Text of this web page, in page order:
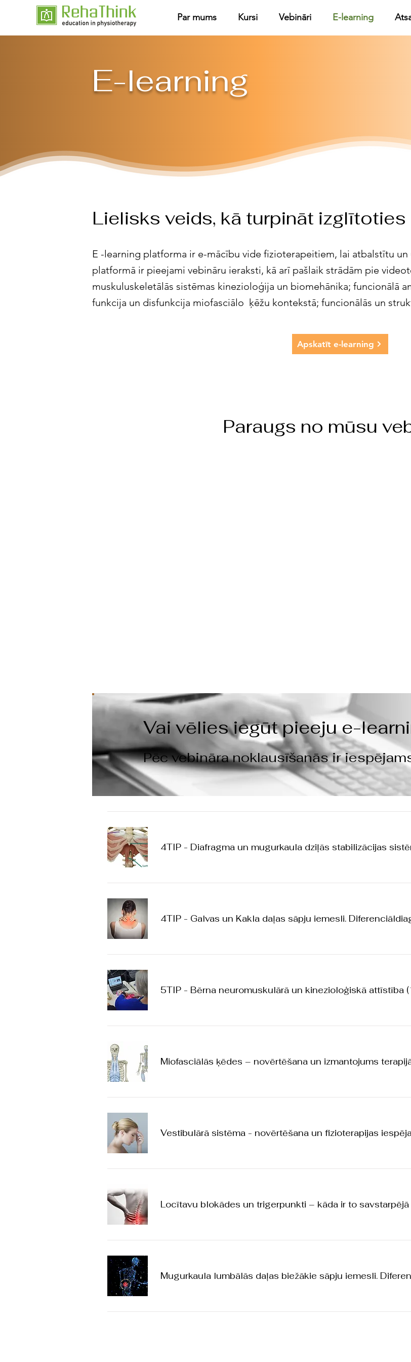
Par mums Kursi Vebināri E-learning
E-learning
Lielisks veids, kā turpināt izglītoties
E -learning platforma ir e-mācību vide fizioterapeitiem, lai atbalstītu
platformā ir pieejami vebināru ieraksti, kā arī pašlaik strādām pie
muskuluskeletālās sistēmas kinezioloģija un biomehānika; funcionālā
funkcija un disfunkcija miofasciālo ķēžu kontekstā; funcionālās un
Apskatīt e-learning
Paraugs no mūsu
Vai vēlies iegūt pieeju e-
Pēc vebināra noklausīšanās ir
4TIP - Diafragma un mugurkaula dziļās stabilizācijas
4TIP - Galvas un Kakla daļas sāpju iemesli.
5TIP - Bērna neuromuskulārā un kinezioloģiskā attīstība
Miofasciālās ķēdes – novērtēšana un izmantojums
Vestibulārā sistēma - novērtēšana un fizioterapijas
Locītavu blokādes un trigerpunkti – kāda ir to savstarpējā
Mugurkaula lumbālās daļas biežākie sāpju iemesli.